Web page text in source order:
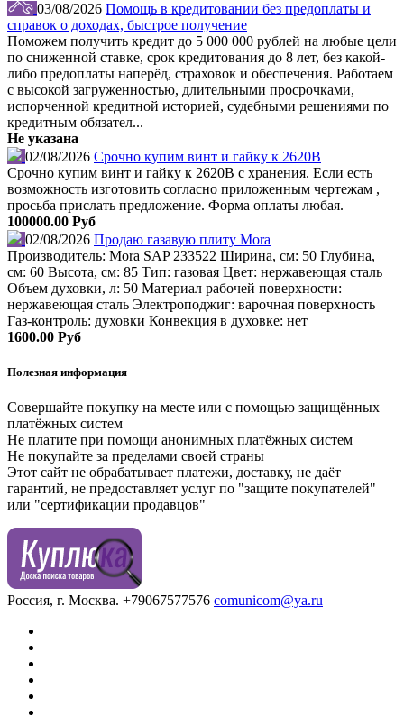
03/08/2026 Помощь в кредитовании без предоплаты и
справок о доходах, быстрое получение
Поможем получить кредит до 5 000 000 рублей на любые цели
по сниженной ставке, срок кредитования до 8 лет, без какой-
либо предоплаты наперёд, страховок и обеспечения. Работаем
с высокой загруженностью, длительными просрочками,
испорченной кредитной историей, судебными решениями по
кредитным обязател...
Не указана
02/08/2026 Срочно купим винт и гайку к 2620В
Срочно купим винт и гайку к 2620В с хранения. Если есть
возможность изготовить согласно приложенным чертежам ,
просьба прислать предложение. Форма оплаты любая.
100000.00 Руб
02/08/2026 Продаю газавую плиту Mora
Производитель: Mora SAP 233522 Ширина, см: 50 Глубина,
см: 60 Высота, см: 85 Тип: газовая Цвет: нержавеющая сталь
Объем духовки, л: 50 Материал рабочей поверхности:
нержавеющая сталь Электроподжиг: варочная поверхность
Газ-контроль: духовки Конвекция в духовке: нет
1600.00 Руб
Полезная информация
Совершайте покупку на месте или с помощью защищённых
платёжных систем
Не платите при помощи анонимных платёжных систем
Не покупайте за пределами своей страны
Этот сайт не обрабатывает платежи, доставку, не даёт
гарантий, не предоставляет услуг по "защите покупателей"
или "сертификации продавцов"
Россия, г. Москва. +79067577576 comunicom@ya.ru